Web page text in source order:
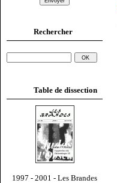
Rechercher
Table de dissection
1997 - 2001 - Les Brandes